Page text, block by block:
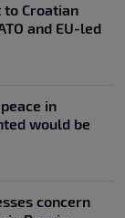
to Croatian
and EU-led
in
would be
concern